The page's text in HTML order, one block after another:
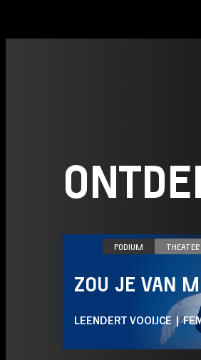
PODIUM THEATER
ZOU JE VAN
LEENDERT VOOIJCE |